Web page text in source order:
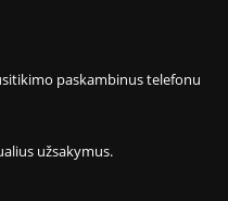
paskambinus telefonu
užsakymus.